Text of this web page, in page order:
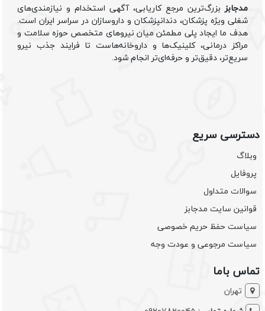
مدجابزبزرگ‌ترین مرجع کاریابی، آگهی استخدام و نیازمندی‌های
شغلی ویژه پزشکان، دندانپزشکان و داروسازان در سراسر ایران است.
هدف ما ایجاد پلی مطمئن میان نیروهای متخصص حوزه سلامت و
مراکز درمانی، کلینیک‌ها و داروخانه‌هاست تا فرایند جذب نیرو
سریع‌تر، دقیق‌تر و حرفه‌ای‌تر انجام شود.
دسترسی سریع
وبلاگ
پروفایل
سوالات متداول
قوانین سایت مدجابز
سیاست حفظ حریم خصوصی
سیاست مرجوعی و عودت وجه
تماس باما
تهران